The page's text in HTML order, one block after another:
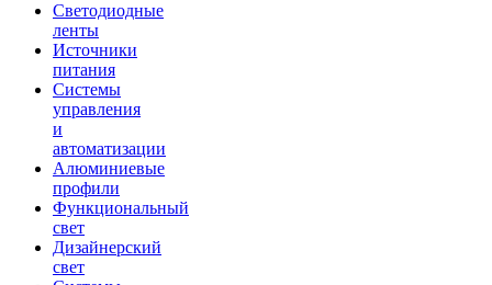
Светодиодные
ленты
Источники
питания
Системы
управления
и
автоматизации
Алюминиевые
профили
Функциональный
свет
Дизайнерский
свет